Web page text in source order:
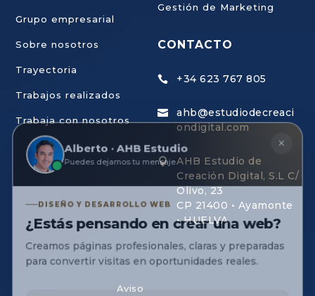
Grupo empresarial
Sobre nosotros
Trayectoria
Trabajos realizados
Trabaja con nosotros
Gestión de Marketing
CONTACTO
 +34 623 767 805

ahb@estudiodecreaci
ondigital.com

AHB Estudio de
Creación Digital, S.L C/
Olivo, 23
CP 21400 • Ayamonte
• HUELVA
Aviso
Alberto · AHB Estudio
Puedes dejarnos tu mensaje
×
DISEÑO Y DESARROLLO WEB
¿Estás pensando en crear una web?
Creamos páginas profesionales, claras y preparadas
para convertir visitas en oportunidades reales.